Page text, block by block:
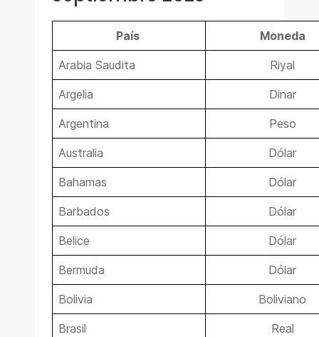
País Moneda
Arabia Saudita Riyal
Argelia Dinar
Argentina Peso
Australia Dólar
Bahamas Dólar
Barbados Dólar
Belice Dólar
Bermuda Dólar
Bolivia Boliviano
Brasil Real